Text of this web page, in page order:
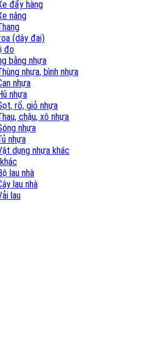
đẩy hàng
nâng
(dây đai)
đo
bằng nhựa
nhựa, bình nhựa
nhựa
nhựa
rổ, giỏ nhựa
chậu, xô nhựa
nhựa
nhựa
dụng nhựa khác
lau nhà
lau nhà
lau